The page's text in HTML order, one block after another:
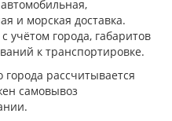
и морская доставка.
учётом города, габаритов
к транспортировке.
города рассчитывается
самовывоз